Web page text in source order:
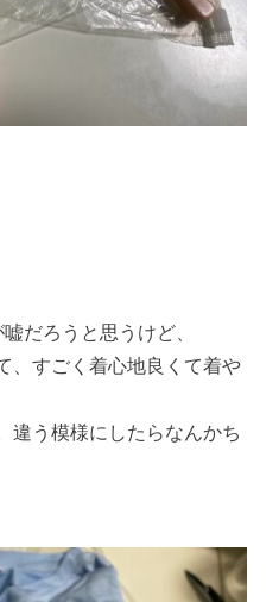
だろうと思うけど、
、すごく着心地良くて着や
違う模様にしたらなんかち